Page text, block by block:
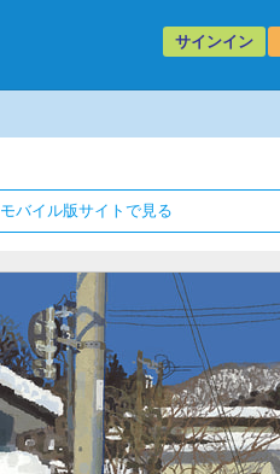
サインイン
モバイル版サイトで見る